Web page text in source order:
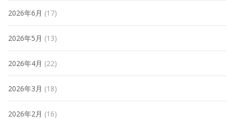
2026年6月 (17)
2026年5月 (13)
2026年4月 (22)
2026年3月 (18)
2026年2月 (16)